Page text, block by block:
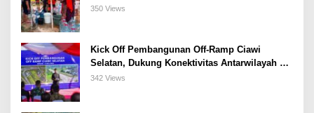
350 Views
Kick Off Pembangunan Off-Ramp Ciawi
Selatan, Dukung Konektivitas Antarwilayah di
Bogor Selatan
342 Views